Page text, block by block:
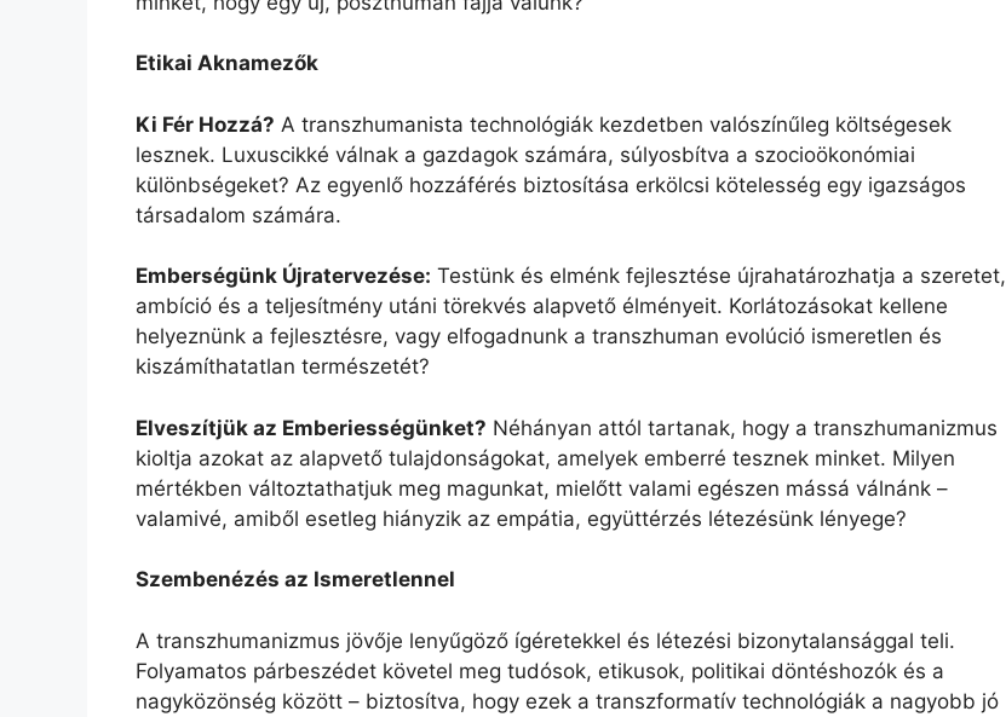
Etikai Aknamezők
Ki Fér Hozzá? A transzhumanista technológiák kezdetben valószínűleg költségesek
lesznek. Luxuscikké válnak a gazdagok számára, súlyosbítva a szocioökonómiai
különbségeket? Az egyenlő hozzáférés biztosítása erkölcsi kötelesség egy igazságos
társadalom számára.
Emberségünk Újratervezése: Testünk és elménk fejlesztése újrahatározhatja a szeretet,
ambíció és a teljesítmény utáni törekvés alapvető élményeit. Korlátozásokat kellene
helyeznünk a fejlesztésre, vagy elfogadnunk a transzhuman evolúció ismeretlen és
kiszámíthatatlan természetét?
Elveszítjük az Emberiességünket? Néhányan attól tartanak, hogy a transzhumanizmus
kioltja azokat az alapvető tulajdonságokat, amelyek emberré tesznek minket. Milyen
mértékben változtathatjuk meg magunkat, mielőtt valami egészen mássá válnánk –
valamivé, amiből esetleg hiányzik az empátia, együttérzés létezésünk lényege?
Szembenézés az Ismeretlennel
A transzhumanizmus jövője lenyűgöző ígéretekkel és létezési bizonytalansággal teli.
Folyamatos párbeszédet követel meg tudósok, etikusok, politikai döntéshozók és a
nagyközönség között – biztosítva, hogy ezek a transzformatív technológiák a nagyobb jó